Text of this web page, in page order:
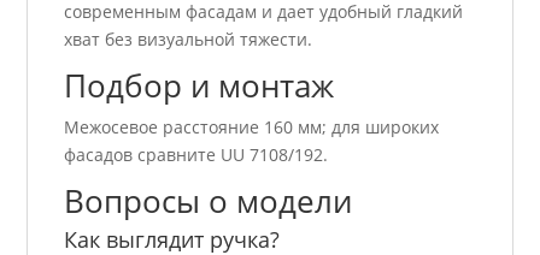
современным фасадам и дает удобный гладкий
хват без визуальной тяжести.
Подбор и монтаж
Межосевое расстояние 160 мм; для широких
фасадов сравните UU 7108/192.
Вопросы о модели
Как выглядит ручка?